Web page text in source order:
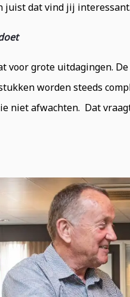
juist dat vind jij interessant.
voor grote uitdagingen.
worden steeds
niet afwachten. Dat